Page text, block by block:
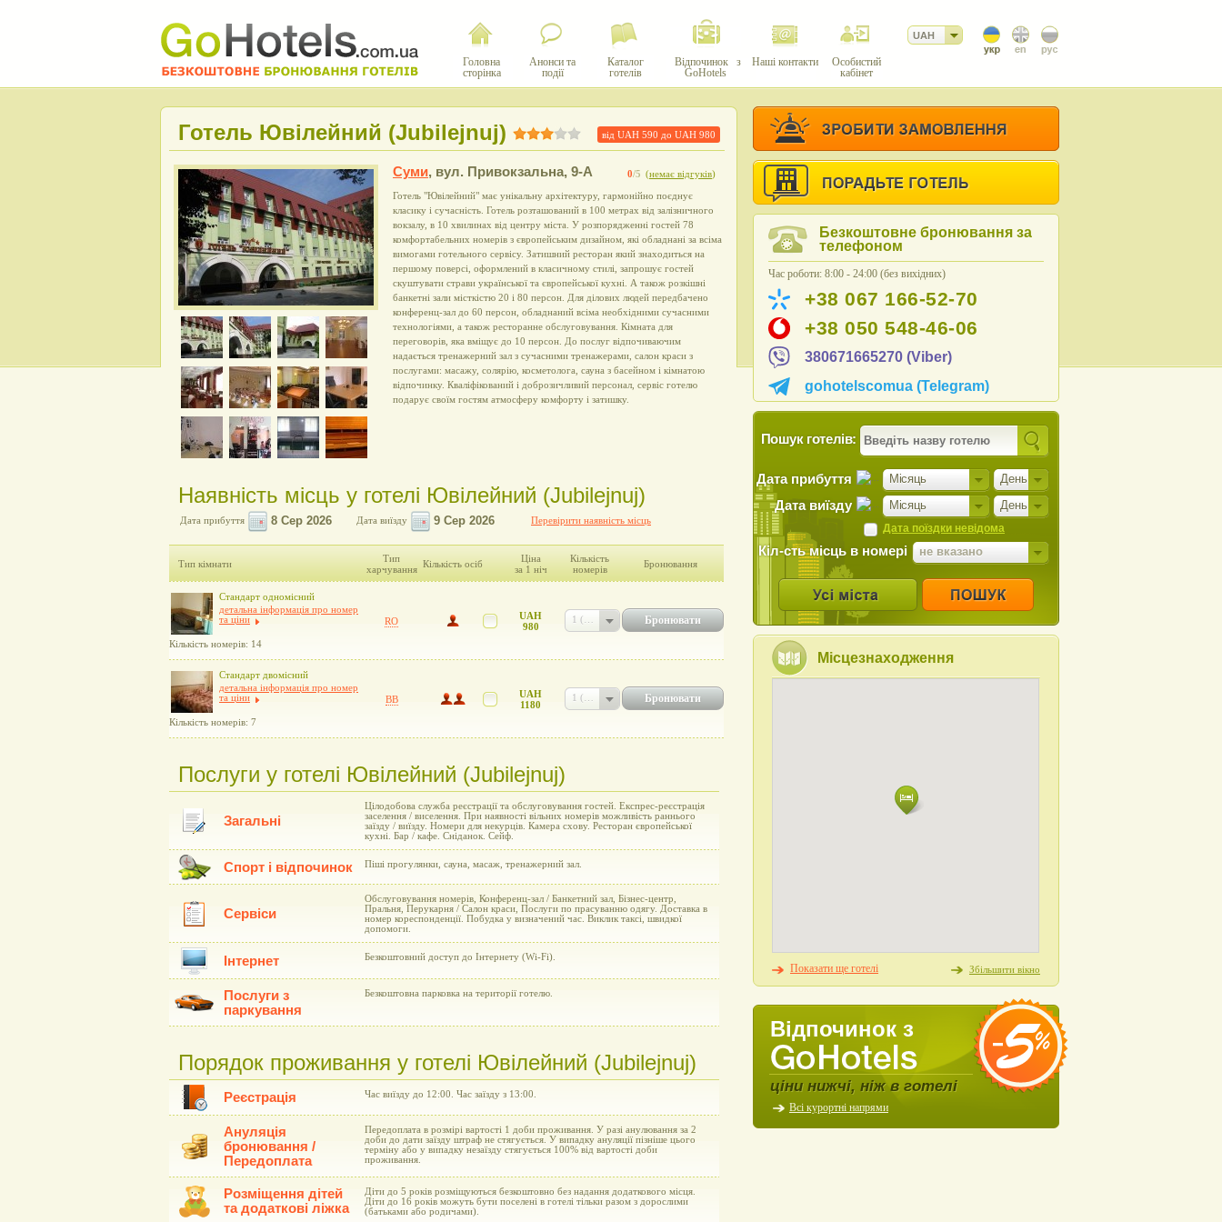
Головна
сторінка
Анонси та
події
Каталог
готелів
Відпочинок з
GoHotels
Наші контакти
Особистий
кабінет
UAH
від UAH590 до UAH980
Готель Ювілейний (Jubilejnuj)
0/5 (немає відгуків)
Суми, вул. Привокзальна, 9-А
Готель "Ювілейний" має унікальну архітектуру, гармонійно поєднує
класику і сучасність. Готель розташований в 100 метрах від залізничного
вокзалу, в 10 хвилинах від центру міста. У розпорядженні гостей 78
комфортабельних номерів з європейським дизайном, які обладнані за всіма
вимогами готельного сервісу. Затишний ресторан який знаходиться на
першому поверсі, оформлений в класичному стилі, запрошує гостей
скуштувати страви української та європейської кухні. А також розкішні
банкетні зали місткістю 20 і 80 персон. Для ділових людей передбачено
конференц-зал до 60 персон, обладнаний всіма необхідними сучасними
технологіями, а також ресторанне обслуговування. Кімната для
переговорів, яка вміщує до 10 персон. До послуг відпочиваючим
надається тренажерний зал з сучасними тренажерами, салон краси з
послугами: масажу, солярію, косметолога, сауна з басейном і кімнатою
відпочинку. Кваліфікований і доброзичливий персонал, сервіс готелю
подарує своїм гостям атмосферу комфорту і затишку.
Наявність місць у готелі Ювілейний (Jubilejnuj)
Дата прибуття Дата виїзду Перевірити наявність місць
Тип кімнати
Тип
харчування Кількість осіб
Ціна
за 1 ніч
Кількість
номерів
Бронювання
Стандарт одномісний
детальна інформація про номер
та ціни
Кількість номерів: 14
RO
UAH
980
Бронювати
Стандарт двомісний
детальна інформація про номер
та ціни
Кількість номерів: 7
BB
UAH
1180
Бронювати
Послуги у готелі Ювілейний (Jubilejnuj)
Загальні
Цілодобова служба реєстрації та обслуговування гостей. Експрес-реєстрація
заселення / виселення. При наявності вільних номерів можливість раннього
заїзду / виїзду. Номери для некурців. Камера схову. Ресторан європейської
кухні. Бар / кафе. Сніданок. Сейф.
Спорт і відпочинок Піші прогулянки, сауна, масаж, тренажерний зал.
Сервіси
Обслуговування номерів, Конференц-зал / Банкетний зал, Бізнес-центр,
Пральня, Перукарня / Салон краси, Послуги по прасуванню одягу. Доставка в
номер кореспонденції. Побудка у визначений час. Виклик таксі, швидкої
допомоги.
Інтернет Безкоштовний доступ до Інтернету (Wi-Fi).
Послуги з
паркування
Безкоштовна парковка на території готелю.
Порядок проживання у готелі Ювілейний (Jubilejnuj)
Реєстрація Час виїзду до 12:00. Час заїзду з 13:00.
Ануляція
бронювання /
Передоплата
Передоплата в розмірі вартості 1 доби проживання. У разі анулювання за 2
доби до дати заїзду штраф не стягується. У випадку ануляції пізніше цього
терміну або у випадку незаїзду стягується 100% від вартості доби
проживання.
Розміщення дітей
та додаткові ліжка
Діти до 5 років розміщуються безкоштовно без надання додаткового місця.
Діти до 16 років можуть бути поселені в готелі тільки разом з дорослими
(батьками або родичами).
Безкоштовне бронювання за
телефоном
Час роботи: 8:00 - 24:00 (без вихідних)
+38 067 166-52-70
+38 050 548-46-06
380671665270 (Viber)
gohotelscomua (Telegram)
Пошук готелів:
Місяць День
Дата прибуття
Місяць День
Дата виїзду
Дата поїздки невідома
Кіл-сть місць в номері не вказано
Місцезнаходження
Показати ще готелі Збільшити вікно
Відпочинок з
ціни нижчі, ніж в готелі
Всі курортні напрями